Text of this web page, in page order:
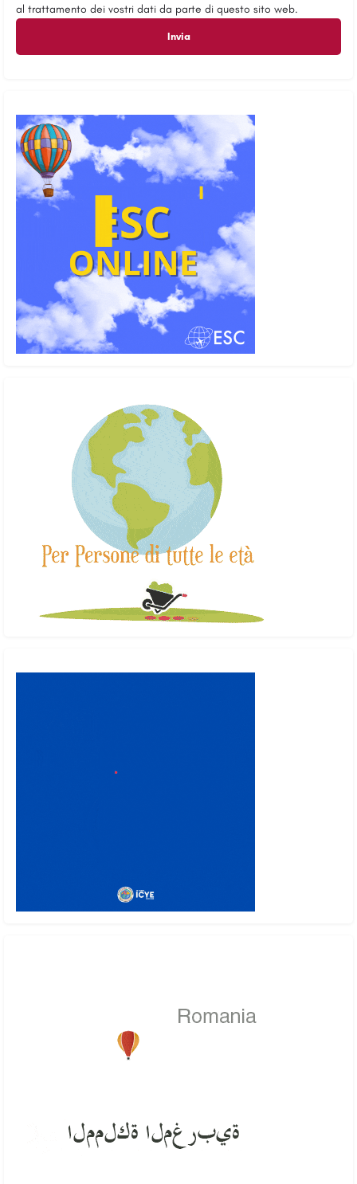
al trattamento dei vostri dati da parte di questo sito web.